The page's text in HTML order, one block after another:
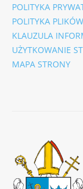
POLITYKA
POLITYKA
KLAUZULA
UŻYTKOWANIE
MAPA STRONY